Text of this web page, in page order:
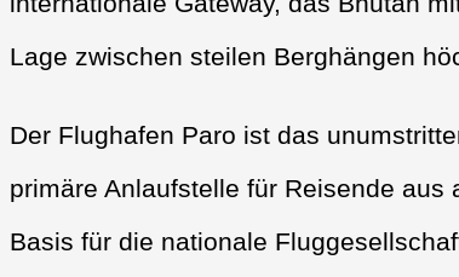
Lage zwischen steilen Berghängen
Der Flughafen Paro ist das
primäre Anlaufstelle für Reisende
Basis für die nationale